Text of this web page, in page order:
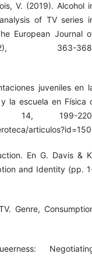
V. (2019). Alcohol
of TV series
European Journal
363-
juveniles en
la escuela en Física
14, 199-
articulos?id=150
En G. Davis &
and Identity (pp.
Genre,